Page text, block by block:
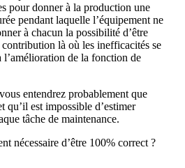
pour donner à la production une
pendant laquelle l’équipement ne
à chacun la possibilité d’être
contribution là où les inefficacités se
de la fonction de
entendrez probablement que
qu’il est impossible d’estimer
tâche de maintenance.
nécessaire d’être 100% correct ?